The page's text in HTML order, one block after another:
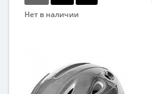
Нет в наличии
Аксессуары
Возраст